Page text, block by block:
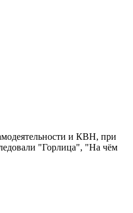
и КВН, при
"Горлица", "На чём